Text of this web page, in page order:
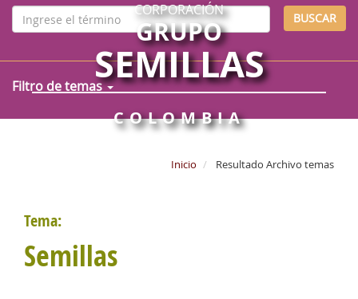
CORPORACIÓN
GRUPO
SEMILLAS
COLOMBIA
BUSCAR
Filtro de temas
Inicio Resultado Archivo temas
Tema:
Semillas